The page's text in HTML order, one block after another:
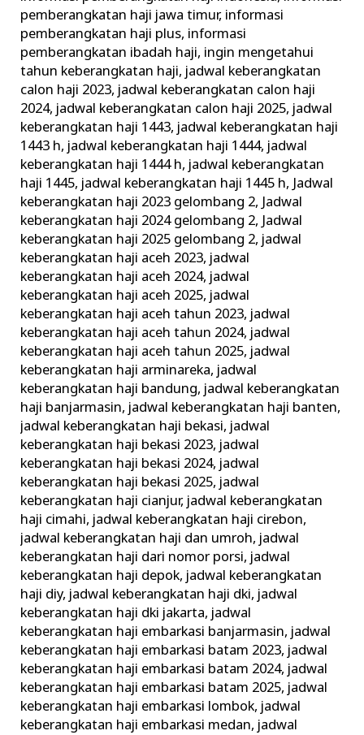
pemberangkatan haji jawa timur, informasi
pemberangkatan haji plus, informasi
pemberangkatan ibadah haji, ingin mengetahui
tahun keberangkatan haji, jadwal keberangkatan
calon haji 2023, jadwal keberangkatan calon haji
2024, jadwal keberangkatan calon haji 2025, jadwal
keberangkatan haji 1443, jadwal keberangkatan haji
1443 h, jadwal keberangkatan haji 1444, jadwal
keberangkatan haji 1444 h, jadwal keberangkatan
haji 1445, jadwal keberangkatan haji 1445 h, Jadwal
keberangkatan haji 2023 gelombang 2, Jadwal
keberangkatan haji 2024 gelombang 2, Jadwal
keberangkatan haji 2025 gelombang 2, jadwal
keberangkatan haji aceh 2023, jadwal
keberangkatan haji aceh 2024, jadwal
keberangkatan haji aceh 2025, jadwal
keberangkatan haji aceh tahun 2023, jadwal
keberangkatan haji aceh tahun 2024, jadwal
keberangkatan haji aceh tahun 2025, jadwal
keberangkatan haji arminareka, jadwal
keberangkatan haji bandung, jadwal keberangkatan
haji banjarmasin, jadwal keberangkatan haji banten,
jadwal keberangkatan haji bekasi, jadwal
keberangkatan haji bekasi 2023, jadwal
keberangkatan haji bekasi 2024, jadwal
keberangkatan haji bekasi 2025, jadwal
keberangkatan haji cianjur, jadwal keberangkatan
haji cimahi, jadwal keberangkatan haji cirebon,
jadwal keberangkatan haji dan umroh, jadwal
keberangkatan haji dari nomor porsi, jadwal
keberangkatan haji depok, jadwal keberangkatan
haji diy, jadwal keberangkatan haji dki, jadwal
keberangkatan haji dki jakarta, jadwal
keberangkatan haji embarkasi banjarmasin, jadwal
keberangkatan haji embarkasi batam 2023, jadwal
keberangkatan haji embarkasi batam 2024, jadwal
keberangkatan haji embarkasi batam 2025, jadwal
keberangkatan haji embarkasi lombok, jadwal
keberangkatan haji embarkasi medan, jadwal